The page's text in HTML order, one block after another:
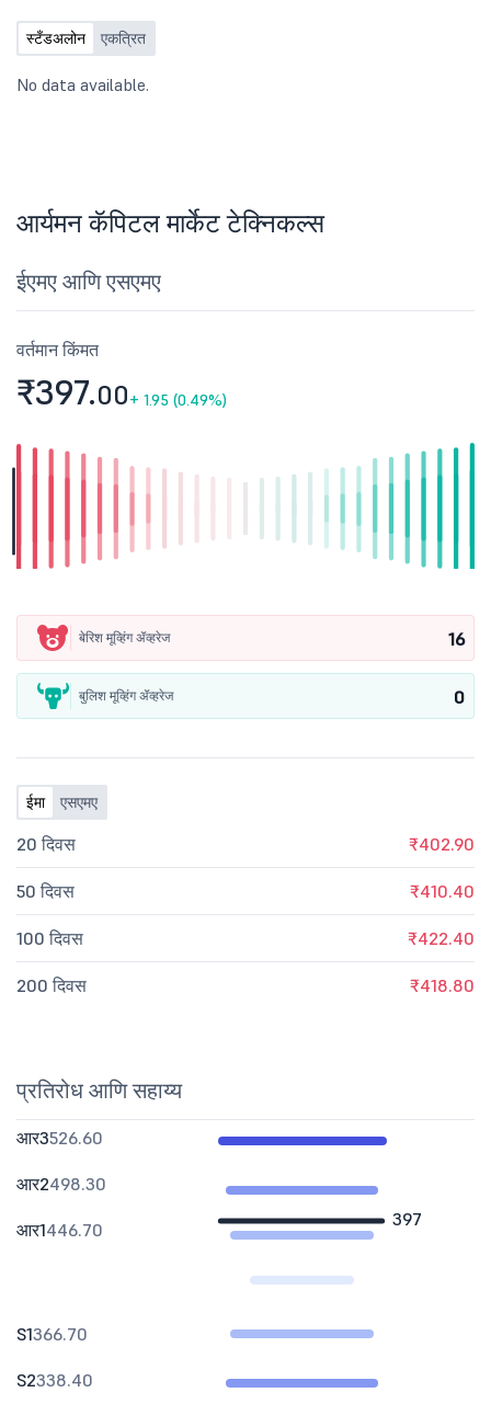
स्टँडअलोन एकत्रित
No data available.
आर्यमन कॅपिटल मार्केट टेक्निकल्स
ईएमए आणि एसएमए
वर्तमान किंमत
₹397.00+ 1.95 (0.49%)
बेरिश मूव्हिंग ॲव्हरेज 16
बुलिश मूव्हिंग ॲव्हरेज 0
ईमा एसएमए
20 दिवस ₹402.90
50 दिवस ₹410.40
100 दिवस ₹422.40
200 दिवस ₹418.80
प्रतिरोध आणि सहाय्य
397
आर3526.60
आर2498.30
आर1446.70
S1366.70
S2338.40